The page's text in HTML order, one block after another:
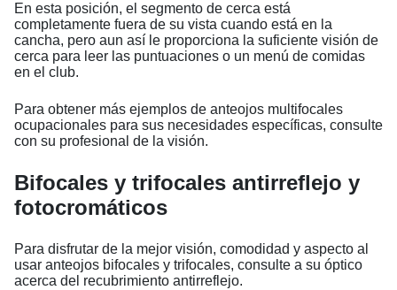
En esta posición, el segmento de cerca está
completamente fuera de su vista cuando está en la
cancha, pero aun así le proporciona la suficiente visión de
cerca para leer las puntuaciones o un menú de comidas
en el club.
Para obtener más ejemplos de anteojos multifocales
ocupacionales para sus necesidades específicas, consulte
con su profesional de la visión.
Bifocales y trifocales antirreflejo y
fotocromáticos
Para disfrutar de la mejor visión, comodidad y aspecto al
usar anteojos bifocales y trifocales, consulte a su óptico
acerca del recubrimiento antirreflejo.